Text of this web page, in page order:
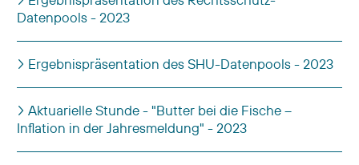
Datenpools - 2023
Ergebnispräsentation des SHU-Datenpools - 2023
Aktuarielle Stunde - "Butter bei die Fische –
Inflation in der Jahresmeldung" - 2023